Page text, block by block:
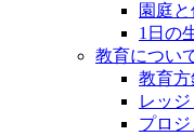
園庭
1日の
教育につい
教育方
レッ
プロ